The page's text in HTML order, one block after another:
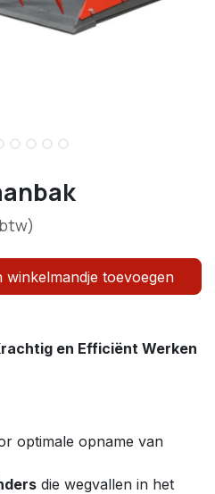
winkelmandje toevoegen
en Efficiënt Werken
optimale opname van
die wegvallen in het